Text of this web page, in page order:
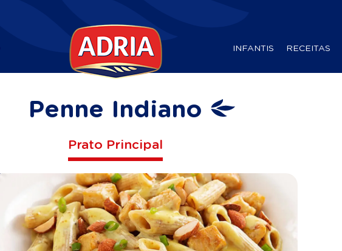
INFANTIS RECEITAS
Penne Indiano
Prato Principal